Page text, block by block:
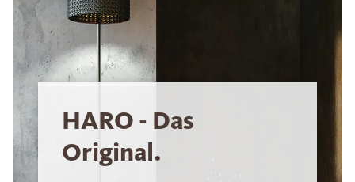
HARO - Das
Original.